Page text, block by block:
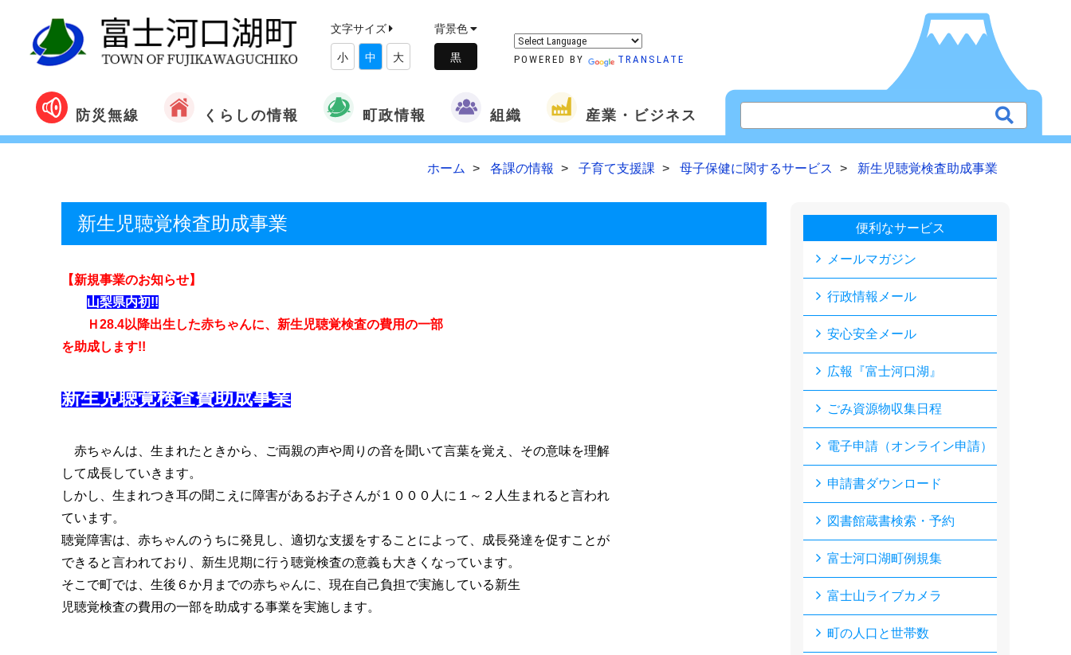
文字サイズ
小 中 大
背景色
POWERED BY TRANSLATE
防災無線 くらしの情報 町政情報 組織 産業・ビジネス
ホーム 各課の情報 子育て支援課 母子保健に関するサービス 新生児聴覚検査助成事業
新生児聴覚検査助成事業
【新規事業のお知らせ】
山梨県内初!!
Ｈ28.4以降出生した赤ちゃんに、新生児聴覚検査の費用の一部
を助成します!!
新生児聴覚検査費助成事業
赤ちゃんは、生まれたときから、ご両親の声や周りの音を聞いて言葉を覚え、その意味を理解
して成長していきます。
しかし、生まれつき耳の聞こえに障害があるお子さんが１０００人に１～２人生まれると言われ
ています。
聴覚障害は、赤ちゃんのうちに発見し、適切な支援をすることによって、成長発達を促すことが
できると言われており、新生児期に行う聴覚検査の意義も大きくなっています。
そこで町では、生後６か月までの赤ちゃんに、現在自己負担で実施している新生
児聴覚検査の費用の一部を助成する事業を実施します。
便利なサービス
メールマガジン
行政情報メール
安心安全メール
広報『富士河口湖』
ごみ資源物収集日程
電子申請（オンライン申請）
申請書ダウンロード
図書館蔵書検索・予約
富士河口湖町例規集
富士山ライブカメラ
町の人口と世帯数